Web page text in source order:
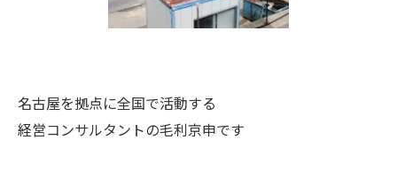
名古屋を拠点に全国で活動する
経営コンサルタントの毛利京申です